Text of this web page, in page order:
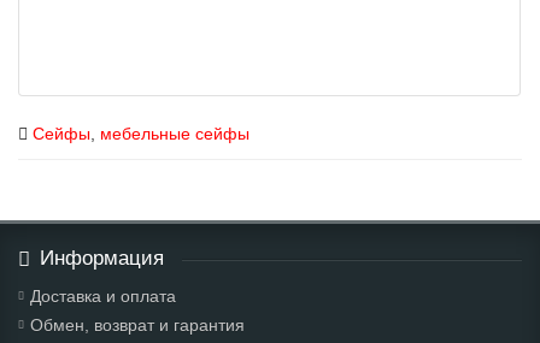
Сейфы мебельные сейфы
Информация
Доставка и оплата
Обмен, возврат и гарантия